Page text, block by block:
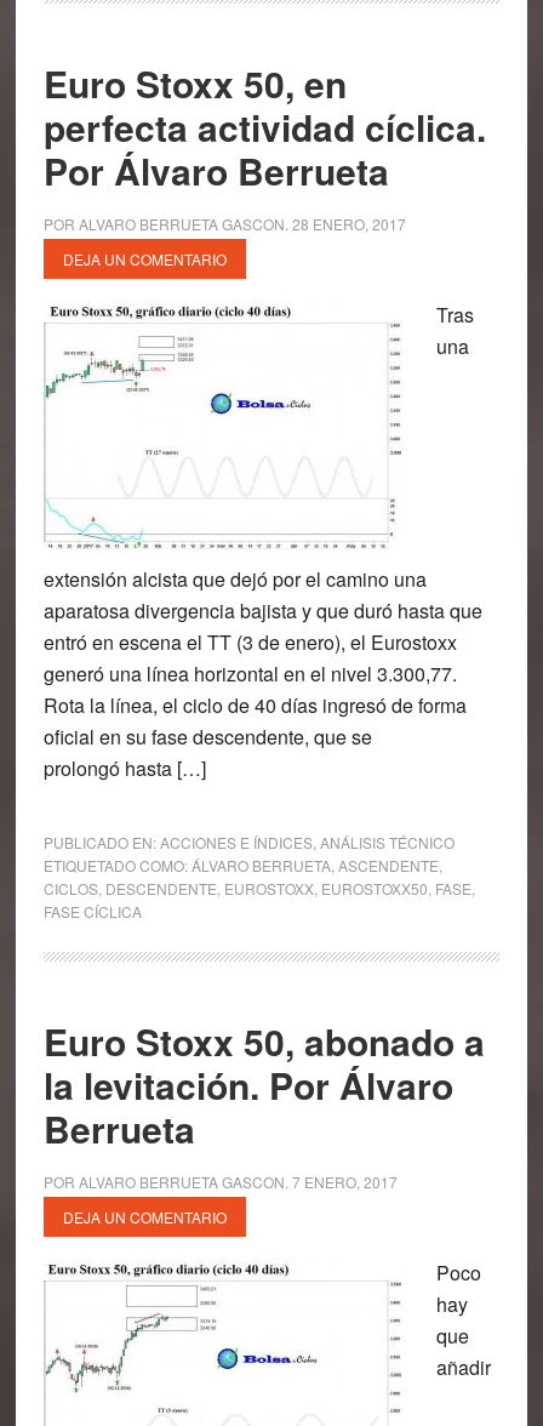
Euro Stoxx 50, en
perfecta actividad cíclica.
Por Álvaro Berrueta
POR ALVARO BERRUETA GASCON 28 ENERO, 2017
DEJA UN COMENTARIO
Tras
una
extensión alcista que dejó por el camino una
aparatosa divergencia bajista y que duró hasta que
entró en escena el TT (3 de enero), el Eurostoxx
generó una línea horizontal en el nivel 3.300,77.
Rota la línea, el ciclo de 40 días ingresó de forma
oficial en su fase descendente, que se
prolongó hasta […]
PUBLICADO EN:ACCIONES E ÍNDICES, ANÁLISIS TÉCNICO
ETIQUETADO COMO:ÁLVARO BERRUETA, ASCENDENTE
CICLOS, DESCENDENTE EUROSTOXX, EUROSTOXX50 FASE
FASE CÍCLICA
Euro Stoxx 50, abonado a
la levitación. Por Álvaro
Berrueta
POR ALVARO BERRUETA GASCON 7 ENERO, 2017
DEJA UN COMENTARIO
Poco
hay
que
añadir